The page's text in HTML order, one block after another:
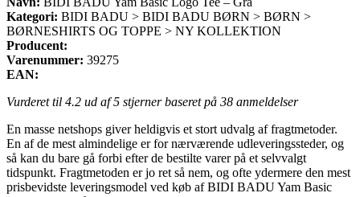
Kategori: BIDI BADU > BIDI BADU BØRN > BØRN >
BØRNESHIRTS OG TOPPE > NY KOLLEKTION
Producent:
Varenummer: 39275
EAN:
Vurderet til 4.2 ud af 5 stjerner baseret på 38 anmeldelser
En masse netshops giver heldigvis et stort udvalg af fragtmetoder.
En af de mest almindelige er for nærværende udleveringssteder, og
så kan du bare gå forbi efter de bestilte varer på et selvvalgt
tidspunkt. Fragtmetoden er jo ret så nem, og ofte ydermere den mest
prisbevidste leveringsmodel ved køb af BIDI BADU Yam Basic